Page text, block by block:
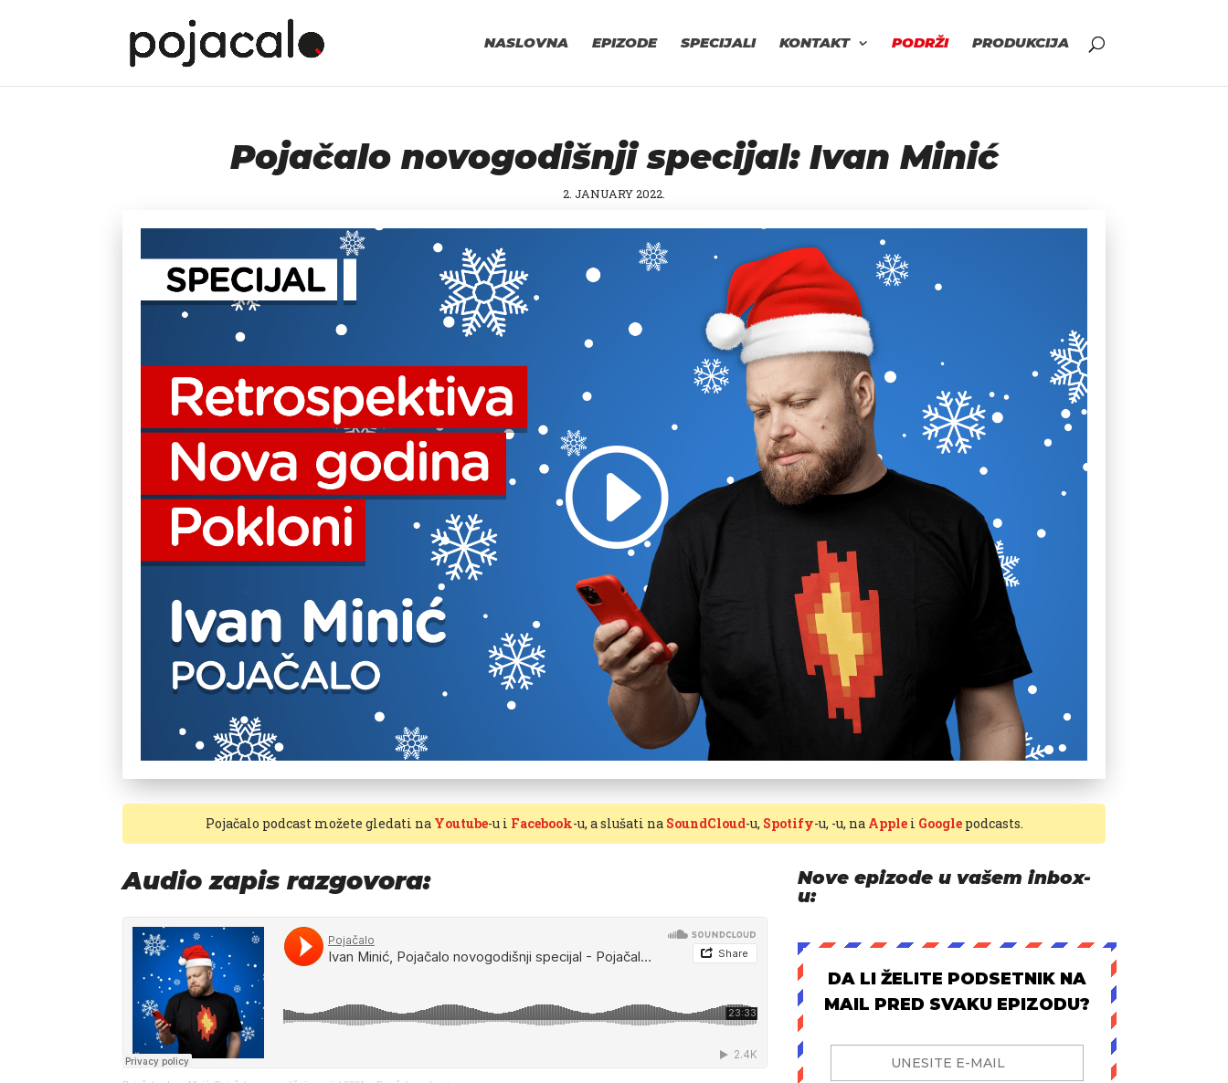
NASLOVNA EPIZODE SPECIJALI KONTAKT PODRŽI PRODUKCIJA
Pojačalo novogodišnji specijal: Ivan Minić
2. JANUARY 2022.
Pojačalo podcast možete gledati na Youtube-u i Facebook-u, a slušati na SoundCloud-u, Spotify-u, -u, na Applei Googlepodcasts.
Audio zapis razgovora:
Nove epizode u vašem inbox-
u:
DA LI ŽELITE PODSETNIK NA
MAIL PRED SVAKU EPIZODU?